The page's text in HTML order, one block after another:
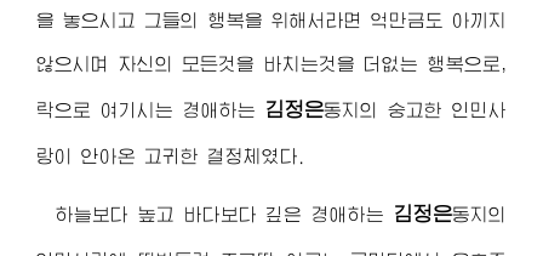
을 놓으시고 그들의 행복을 위해서라면 억만금도 아끼지
않으시며 자신의 모든것을 바치는것을 더없는 행복으로,
락으로 여기시는 경애하는 김정은동지 의 숭고한 인민사
랑이 안아온 고귀한 결정체였다.
하늘보다 높고 바다보다 깊은 경애하는 김정은동지의